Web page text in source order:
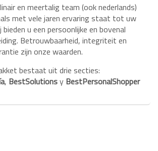
en meertalig team (ook nederlands)
met vele jaren ervaring staat tot uw
bieden u een persoonlijke en bovenal
Betrouwbaarheid, integriteit en
zijn onze waarden.
bestaat uit drie secties:
, BestSolutionsy BestPersonalShopper